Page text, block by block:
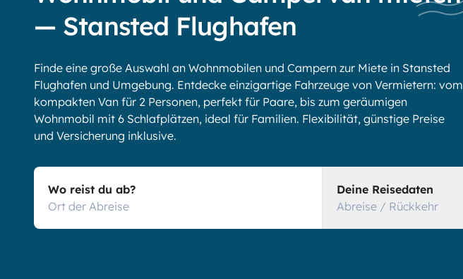
— Stansted Flughafen
Finde eine große Auswahl an Wohnmobilen und Campern zur Miete in Stansted
Flughafen und Umgebung. Entdecke einzigartige Fahrzeuge von Vermietern: vom
kompakten Van für 2 Personen, perfekt für Paare, bis zum geräumigen
Wohnmobil mit 6 Schlafplätzen, ideal für Familien. Flexibilität, günstige Preise
und Versicherung inklusive.
Wo reist du ab?
Deine Reisedaten
Abreise / Rückkehr